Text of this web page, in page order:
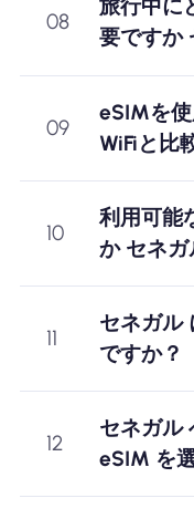
08
旅行中に
要ですか
09
eSIMを
WiFiと比
10
利用可能
か セネガ
11
セネガル
ですか？
12
セネガル
eSIM を